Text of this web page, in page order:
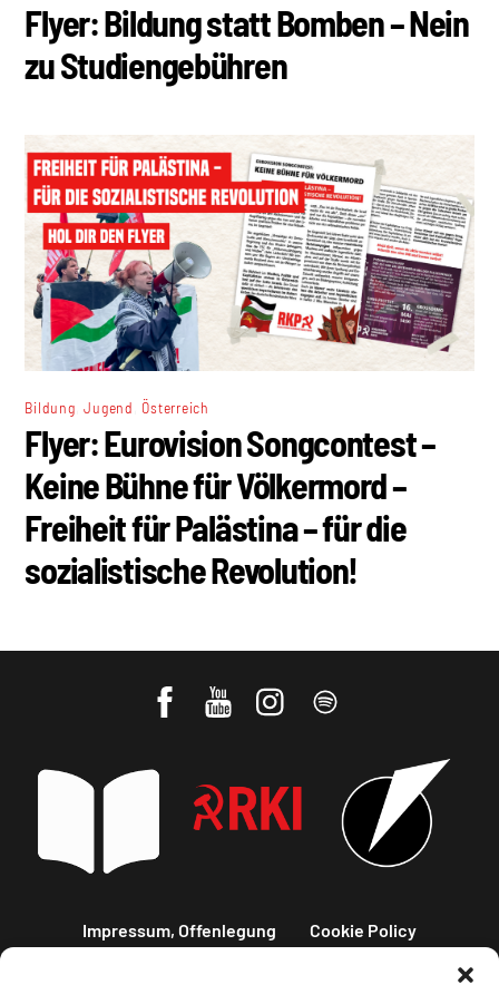
Flyer: Bildung statt Bomben – Nein
zu Studiengebühren
Bildung ,Jugend Österreich
Flyer: Eurovision Songcontest –
Keine Bühne für Völkermord –
Freiheit für Palästina – für die
sozialistische Revolution!
Impressum, Offenlegung Cookie Policy